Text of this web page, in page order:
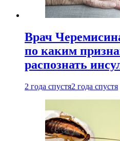
Врач
по каким
распознать
2 года спустя2 года спустя